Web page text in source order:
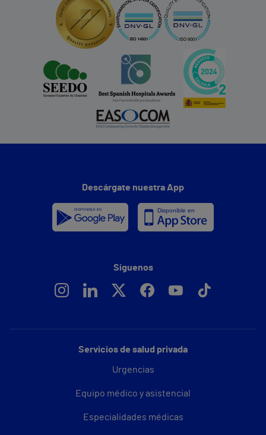
Servicios de salud privada
Urgencias
Equipo médico y asistencial
Especialidades médicas
Descárgate nuestra App
Síguenos